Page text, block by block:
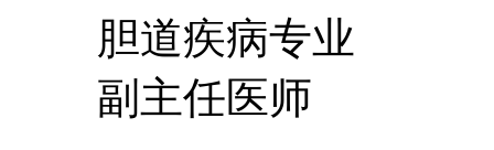
胆道疾病专业
副主任医师